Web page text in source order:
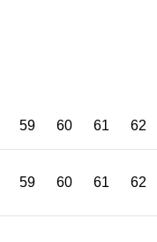
59 60 61 62
59 60 61 62